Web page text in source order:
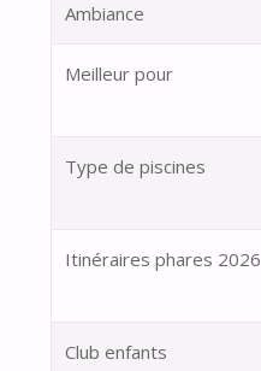
Ambiance
Meilleur pour
Type de piscines
Itinéraires phares 2026
Club enfants